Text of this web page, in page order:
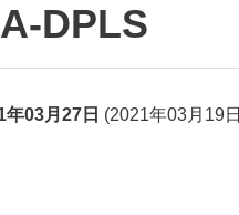
DPLS
年03月27日 (2021年03月19日